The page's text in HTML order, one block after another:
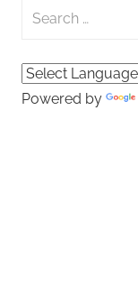
Search
Powered by